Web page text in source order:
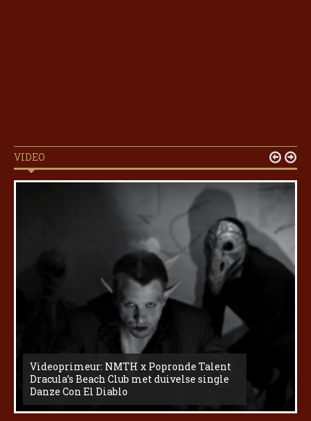
VIDEO
Videoprimeur: NMTH x Popronde Talent
Dracula’s Beach Club met duivelse single
Danze Con El Diablo
 